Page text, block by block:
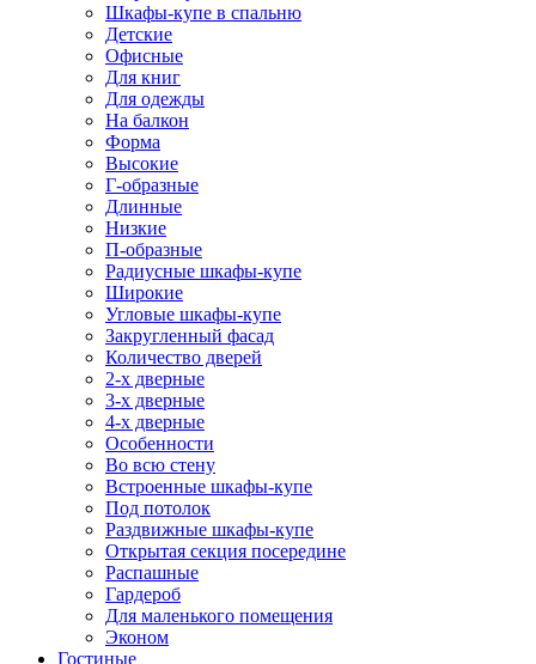
Шкафы-купе в спальню
Детские
Офисные
Для книг
Для одежды
На балкон
Форма
Высокие
Г-образные
Длинные
Низкие
П-образные
Радиусные шкафы-купе
Широкие
Угловые шкафы-купе
Закругленный фасад
Количество дверей
2-х дверные
3-х дверные
4-х дверные
Особенности
Во всю стену
Встроенные шкафы-купе
Под потолок
Раздвижные шкафы-купе
Открытая секция посередине
Распашные
Гардероб
Для маленького помещения
Эконом
Гостиные